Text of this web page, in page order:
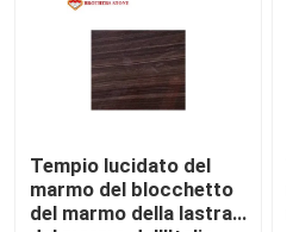
Tempio lucidato del
marmo del blocchetto
del marmo della lastra